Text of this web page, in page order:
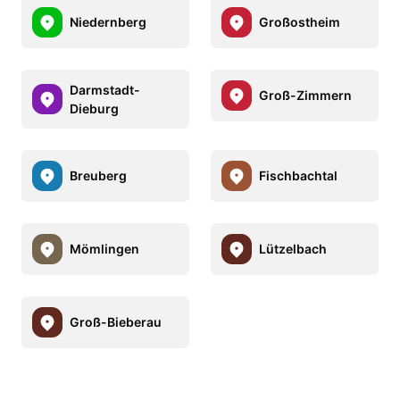
Niedernberg Großostheim
Darmstadt-
Dieburg
Groß-Zimmern
Breuberg Fischbachtal
Mömlingen Lützelbach
Groß-Bieberau